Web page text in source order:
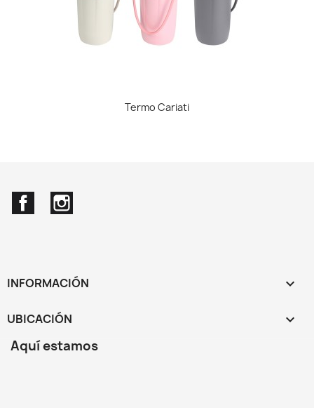
Termo Cariati
Facebook
INFORMACIÓN 
UBICACIÓN keyboard_arrow_down
Aquí estamos